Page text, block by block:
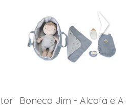
Hol...
Boneco Jim - Alcofa e